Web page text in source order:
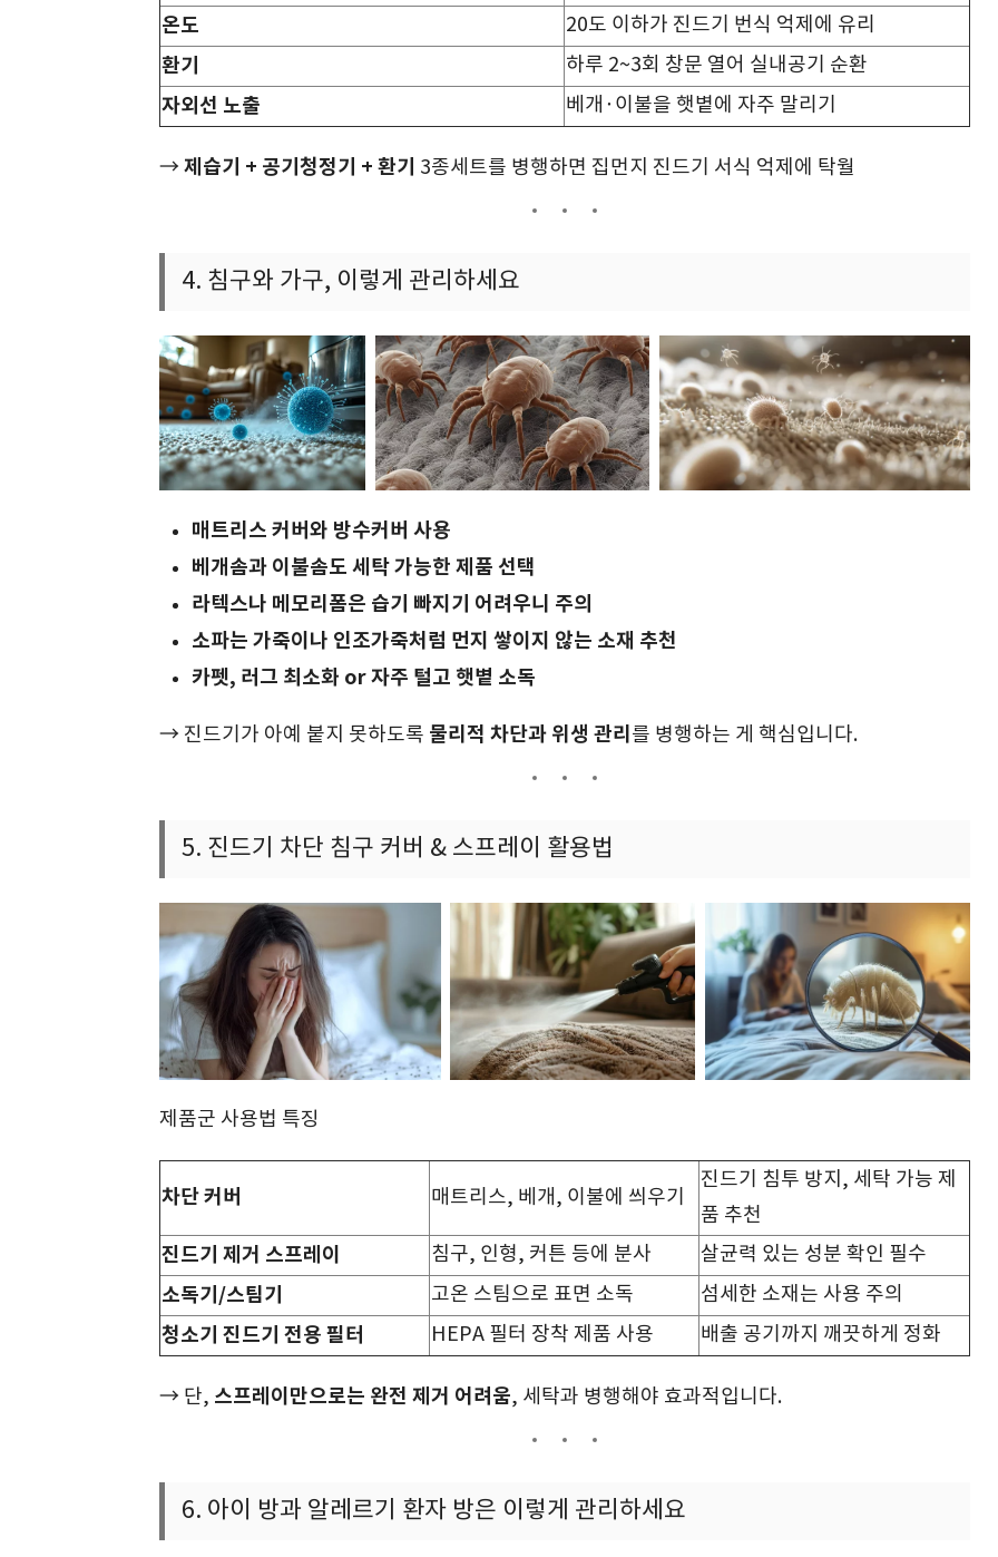
온도 20도 이하가 진드기 번식 억제에 유리
환기 하루 2~3회 창문 열어 실내공기 순환
자외선 노출 베개·이불을 햇볕에 자주 말리기
→ 제습기 + 공기청정기 + 환기 3종세트를 병행하면 집먼지 진드기 서식 억제에 탁월
4. 침구와 가구, 이렇게 관리하세요
매트리스 커버와 방수커버 사용
베개솜과 이불솜도 세탁 가능한 제품 선택
라텍스나 메모리폼은 습기 빠지기 어려우니 주의
소파는 가죽이나 인조가죽처럼 먼지 쌓이지 않는 소재 추천
카펫, 러그 최소화 or 자주 털고 햇볕 소독
→ 진드기가 아예 붙지 못하도록 물리적 차단과 위생 관리 를 병행하는 게 핵심입니다.
5. 진드기 차단 침구 커버 & 스프레이 활용법
제품군 사용법 특징
차단 커버 매트리스, 베개, 이불에 씌우기
진드기 침투 방지, 세탁 가능 제
품 추천
진드기 제거 스프레이 침구, 인형, 커튼 등에 분사 살균력 있는 성분 확인 필수
소독기/스팀기 고온 스팀으로 표면 소독 섬세한 소재는 사용 주의
청소기 진드기 전용 필터 HEPA 필터 장착 제품 사용 배출 공기까지 깨끗하게 정화
→ 단, 스프레이만으로는 완전 제거 어려움, 세탁과 병행해야 효과적입니다.
6. 아이 방과 알레르기 환자 방은 이렇게 관리하세요